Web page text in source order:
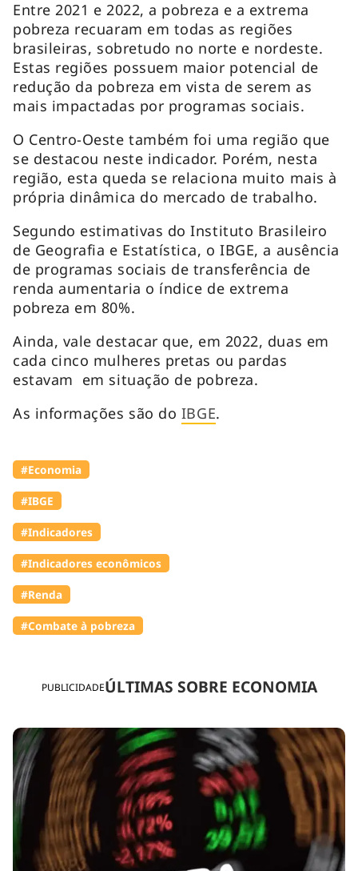
PUBLICIDADEÚLTIMAS SOBRE ECONOMIA
Entre 2021 e 2022, a pobreza e a extrema
pobreza recuaram em todas as regiões
brasileiras, sobretudo no norte e nordeste.
Estas regiões possuem maior potencial de
redução da pobreza em vista de serem as
mais impactadas por programas sociais.
O Centro-Oeste também foi uma região que
se destacou neste indicador. Porém, nesta
região, esta queda se relaciona muito mais à
própria dinâmica do mercado de trabalho.
Segundo estimativas do Instituto Brasileiro
de Geografia e Estatística, o IBGE, a ausência
de programas sociais de transferência de
renda aumentaria o índice de extrema
pobreza em 80%.
Ainda, vale destacar que, em 2022, duas em
cada cinco mulheres pretas ou pardas
estavam em situação de pobreza.
As informações são do IBGE.
#Economia
#IBGE
#Indicadores
#Indicadores econômicos
#Renda
#Combate à pobreza